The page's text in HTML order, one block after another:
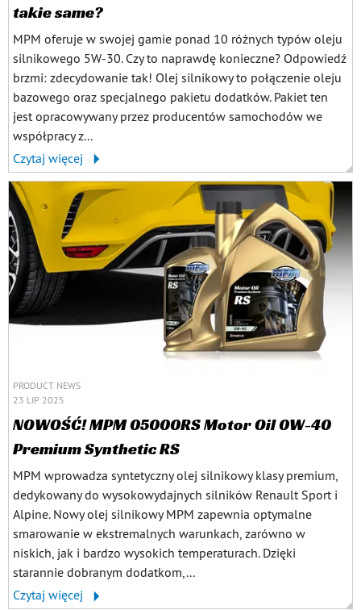
takie same?
MPM oferuje w swojej gamie ponad 10 różnych typów oleju
silnikowego 5W-30. Czy to naprawdę konieczne? Odpowiedź
brzmi: zdecydowanie tak! Olej silnikowy to połączenie oleju
bazowego oraz specjalnego pakietu dodatków. Pakiet ten
jest opracowywany przez producentów samochodów we
współpracy z...
Czytaj więcej
PRODUCT NEWS
23 LIP 2025
NOWOŚĆ! MPM 05000RS Motor Oil 0W-40
Premium Synthetic RS
MPM wprowadza syntetyczny olej silnikowy klasy premium,
dedykowany do wysokowydajnych silników Renault Sport i
Alpine. Nowy olej silnikowy MPM zapewnia optymalne
smarowanie w ekstremalnych warunkach, zarówno w
niskich, jak i bardzo wysokich temperaturach. Dzięki
starannie dobranym dodatkom,...
Czytaj więcej